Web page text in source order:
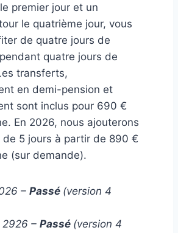
premier jour et un
le quatrième jour, vous
de quatre jours de
quatre jours de
transferts,
en demi-pension et
sont inclus pour 690 €
En 2026, nous ajouterons
de 5 jours à partir de 890 €
(sur demande).
– Passé (version 4
2926 – Passé (version 4